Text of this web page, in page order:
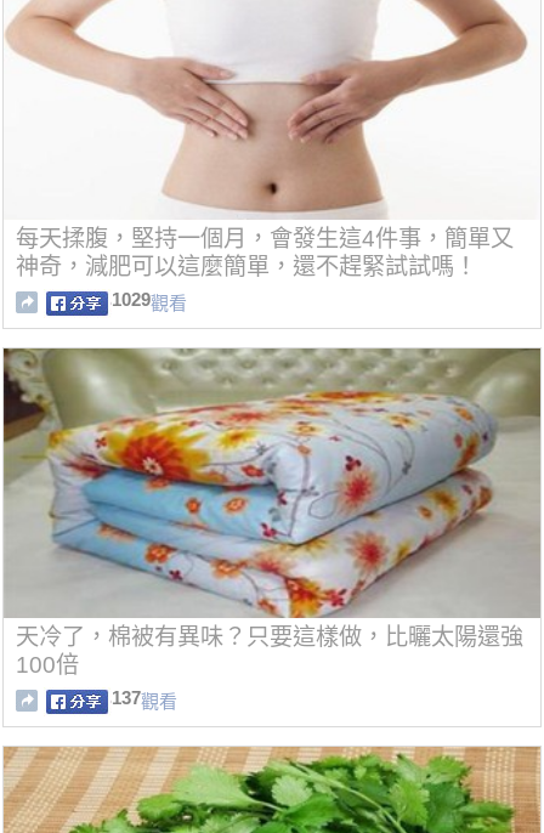
每天揉腹，堅持一個月，會發生這4件事，簡單又
神奇，減肥可以這麼簡單，還不趕緊試試嗎！
1029觀看
天冷了，棉被有異味？只要這樣做，比曬太陽還強
100倍
137觀看